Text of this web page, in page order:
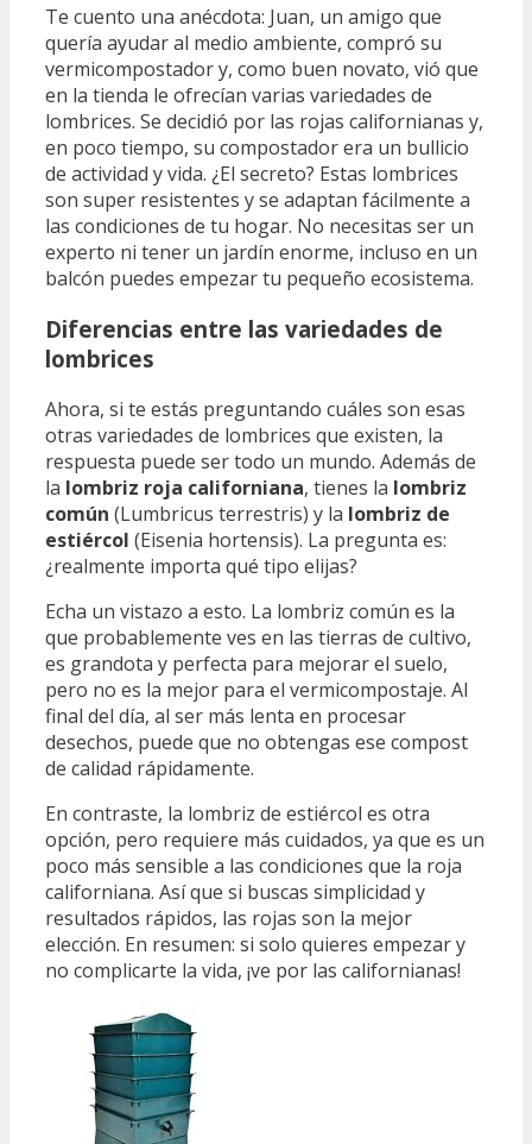
Te cuento una anécdota: Juan, un amigo que
quería ayudar al medio ambiente, compró su
vermicompostador y, como buen novato, vió que
en la tienda le ofrecían varias variedades de
lombrices. Se decidió por las rojas californianas y,
en poco tiempo, su compostador era un bullicio
de actividad y vida. ¿El secreto? Estas lombrices
son super resistentes y se adaptan fácilmente a
las condiciones de tu hogar. No necesitas ser un
experto ni tener un jardín enorme, incluso en un
balcón puedes empezar tu pequeño ecosistema.
Diferencias entre las variedades de
lombrices
Ahora, si te estás preguntando cuáles son esas
otras variedades de lombrices que existen, la
respuesta puede ser todo un mundo. Además de
la lombriz roja californiana, tienes la lombriz
común (Lumbricus terrestris) y la lombriz de
estiércol (Eisenia hortensis). La pregunta es:
¿realmente importa qué tipo elijas?
Echa un vistazo a esto. La lombriz común es la
que probablemente ves en las tierras de cultivo,
es grandota y perfecta para mejorar el suelo,
pero no es la mejor para el vermicompostaje. Al
final del día, al ser más lenta en procesar
desechos, puede que no obtengas ese compost
de calidad rápidamente.
En contraste, la lombriz de estiércol es otra
opción, pero requiere más cuidados, ya que es un
poco más sensible a las condiciones que la roja
californiana. Así que si buscas simplicidad y
resultados rápidos, las rojas son la mejor
elección. En resumen: si solo quieres empezar y
no complicarte la vida, ¡ve por las californianas!